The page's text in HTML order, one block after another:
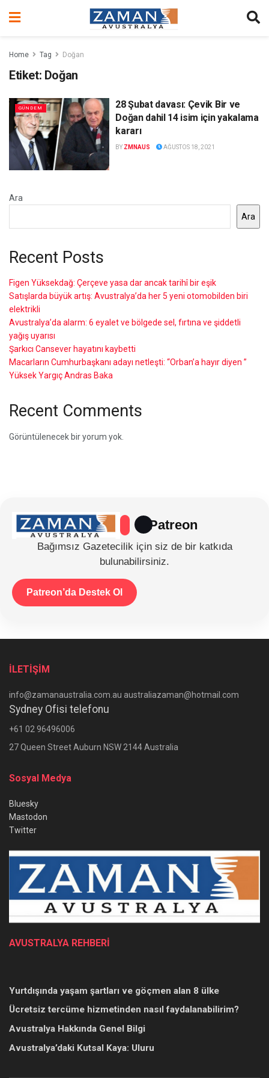
Home Tag Doğan
Etiket: Doğan
GÜNDEM
28 Şubat davası: Çevik Bir ve
Doğan dahil 14 isim için yakalama
kararı
BY ZMNAUS AĞUSTOS 18, 2021
Ara
Ara
Recent Posts
Figen Yüksekdağ: Çerçeve yasa dar ancak tarihî bir eşik
Satışlarda büyük artış: Avustralya’da her 5 yeni otomobilden biri
elektrikli
Avustralya’da alarm: 6 eyalet ve bölgede sel, fırtına ve şiddetli
yağış uyarısı
Şarkıcı Cansever hayatını kaybetti
Macarların Cumhurbaşkanı adayı netleşti: “Orban’a hayır diyen ”
Yüksek Yargıç Andras Baka
Recent Comments
Görüntülenecek bir yorum yok.
Patreon
Bağımsız Gazetecilik için siz de bir katkıda
bulunabilirsiniz.
Patreon’da Destek Ol
İLETİŞİM
info@zamanaustralia.com.au australiazaman@hotmail.com
Sydney Ofisi telefonu
+61 02 96496006
27 Queen Street Auburn NSW 2144 Australia
Sosyal Medya
Bluesky
Mastodon
Twitter
AVUSTRALYA REHBERİ
Yurtdışında yaşam şartları ve göçmen alan 8 ülke
Ücretsiz tercüme hizmetinden nasıl faydalanabilirim?
Avustralya Hakkında Genel Bilgi
Avustralya’daki Kutsal Kaya: Uluru